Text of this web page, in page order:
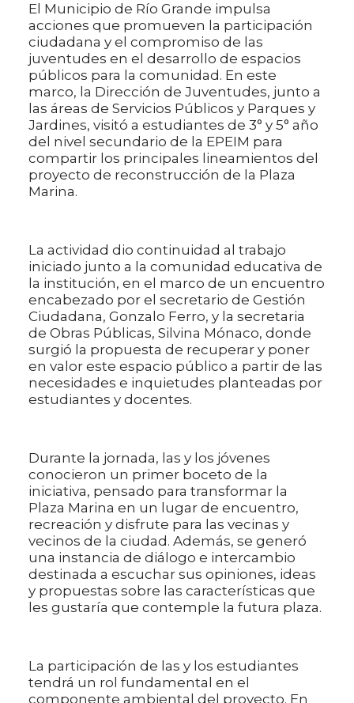
El Municipio de Río Grande impulsa
acciones que promueven la participación
ciudadana y el compromiso de las
juventudes en el desarrollo de espacios
públicos para la comunidad. En este
marco, la Dirección de Juventudes, junto a
las áreas de Servicios Públicos y Parques y
Jardines, visitó a estudiantes de 3° y 5° año
del nivel secundario de la EPEIM para
compartir los principales lineamientos del
proyecto de reconstrucción de la Plaza
Marina.
La actividad dio continuidad al trabajo
iniciado junto a la comunidad educativa de
la institución, en el marco de un encuentro
encabezado por el secretario de Gestión
Ciudadana, Gonzalo Ferro, y la secretaria
de Obras Públicas, Silvina Mónaco, donde
surgió la propuesta de recuperar y poner
en valor este espacio público a partir de las
necesidades e inquietudes planteadas por
estudiantes y docentes.
Durante la jornada, las y los jóvenes
conocieron un primer boceto de la
iniciativa, pensado para transformar la
Plaza Marina en un lugar de encuentro,
recreación y disfrute para las vecinas y
vecinos de la ciudad. Además, se generó
una instancia de diálogo e intercambio
destinada a escuchar sus opiniones, ideas
y propuestas sobre las características que
les gustaría que contemple la futura plaza.
La participación de las y los estudiantes
tendrá un rol fundamental en el
componente ambiental del proyecto. En